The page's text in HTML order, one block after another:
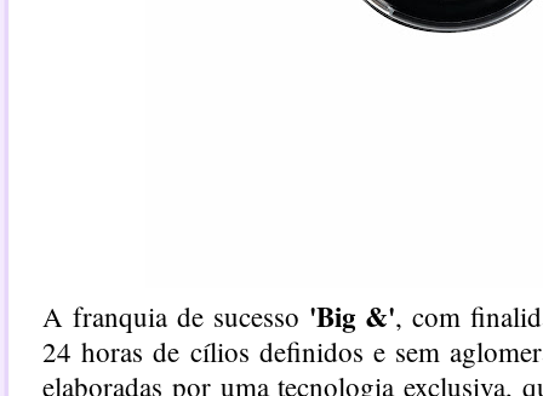
A franquia de sucesso 'Big &', com
24 horas de cílios definidos e sem
elaboradas por uma tecnologia exclusiva,